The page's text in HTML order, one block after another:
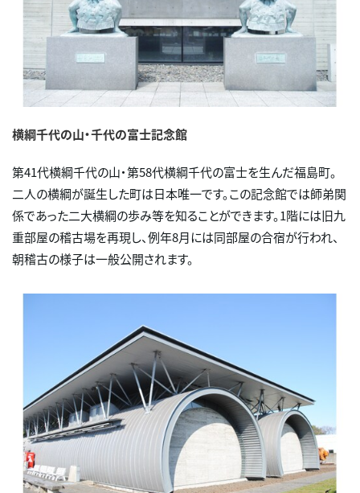
横綱千代の山・千代の富士記念館
第41代横綱千代の山・第58代横綱千代の富士を生んだ福島町。
二人の横綱が誕生した町は日本唯一です。この記念館では師弟関
係であった二大横綱の歩み等を知ることができます。1階には旧九
重部屋の稽古場を再現し、例年8月には同部屋の合宿が行われ、
朝稽古の様子は一般公開されます。